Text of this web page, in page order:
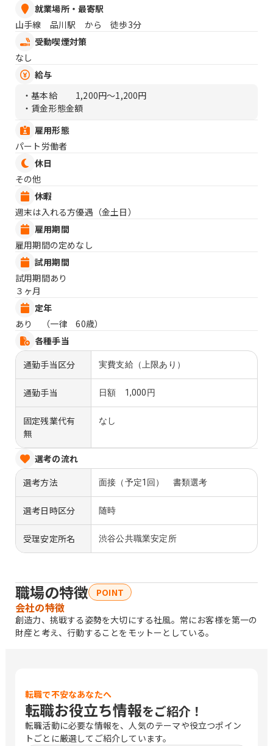
就業場所・最寄駅
山手線 品川駅 から 徒歩3分
受動喫煙対策
なし
給与
・基本給
1,200円〜1,200円
・賃金形態金額
雇用形態
パート労働者
休日
その他
休暇
週末は入れる方優遇（金土日）
雇用期間
雇用期間の定めなし
試用期間
試用期間あり
３ヶ月
定年
あり （一律 60歳）
各種手当
通勤手当区分
実費支給（上限あり）
通勤手当 日額 1,000円
固定残業代有
無
なし
選考の流れ
選考方法
面接（予定1回） 書類選考
選考日時区分 随時
受理安定所名 渋谷公共職業安定所
職場の特徴 POINT
会社の特徴
創造力、挑戦する姿勢を大切にする社風。常にお客様を第一の
財産と考え、行動することをモットーとしている。
転職で不安なあなたへ
転職お役立ち情報をご紹介！
転職活動に必要な情報を、人気のテーマや役立つポイン
トごとに厳選してご紹介しています。